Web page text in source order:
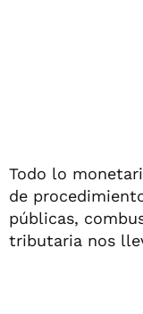
Todo lo
de
públicas,
tributaria nos